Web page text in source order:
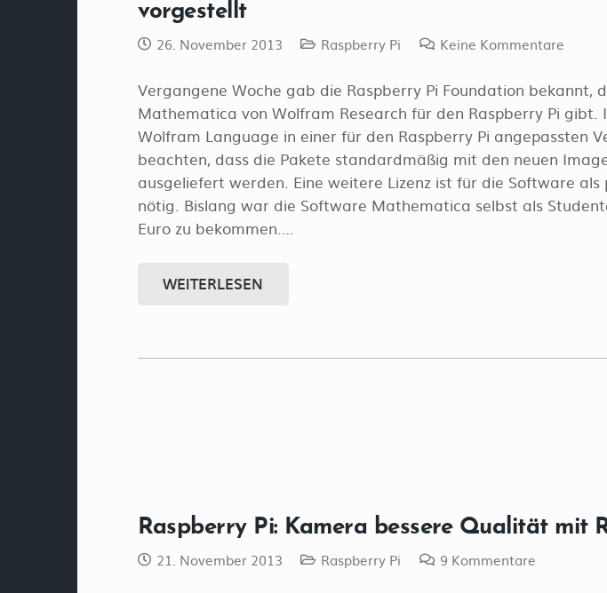
vorgestellt
26. November 2013 Raspberry Pi Keine Kommentare
Vergangene Woche gab die Raspberry Pi Foundation bekannt,
Mathematica von Wolfram Research für den Raspberry Pi gibt.
Wolfram Language in einer für den Raspberry Pi angepassten
beachten, dass die Pakete standardmäßig mit den neuen
ausgeliefert werden. Eine weitere Lizenz ist für die Software
nötig. Bislang war die Software Mathematica selbst als
Euro zu bekommen.…
WEITERLESEN
Raspberry Pi: Kamera bessere Qualität mit
21. November 2013 Raspberry Pi 9 Kommentare